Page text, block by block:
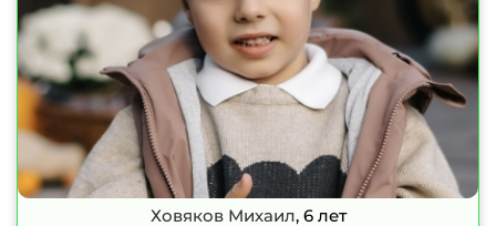
Ховяков Михаил, 6 лет